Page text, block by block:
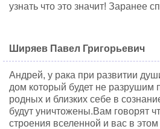
узнать что это значит! Заранее
Ширяев Павел Григорьевич
Андрей, у рака при развитии
дом который будет не разрушим
родных и близких себе в
будут уничтожены.Вам говорят
строения вселенной и вас в